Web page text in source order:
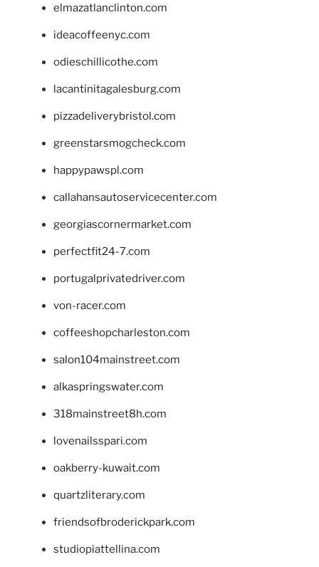
elmazatlanclinton.com
ideacoffeenyc.com
odieschillicothe.com
lacantinitagalesburg.com
pizzadeliverybristol.com
greenstarsmogcheck.com
happypawspl.com
callahansautoservicecenter.com
georgiascornermarket.com
perfectfit24-7.com
portugalprivatedriver.com
von-racer.com
coffeeshopcharleston.com
salon104mainstreet.com
alkaspringswater.com
318mainstreet8h.com
lovenailsspari.com
oakberry-kuwait.com
quartzliterary.com
friendsofbroderickpark.com
studiopiattellina.com